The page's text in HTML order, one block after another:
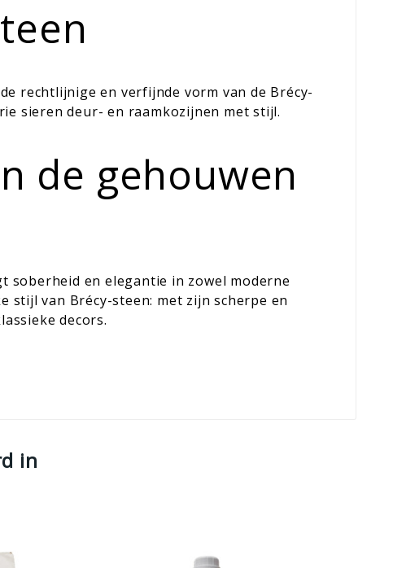
rechtlijnige en verfijnde vorm van de Brécy-
sieren deur- en raamkozijnen met stijl.
de gehouwen
en elegantie in zowel moderne
van Brécy-steen: met zijn scherpe en
decors.
in